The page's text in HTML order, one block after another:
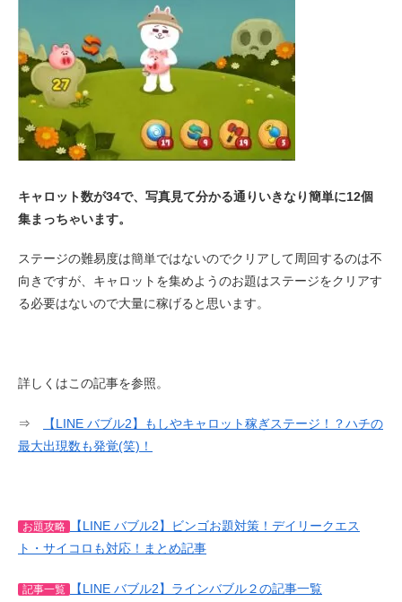
キャロット数が34で、写真見て分かる通りいきなり簡単に12個
集まっちゃいます。
ステージの難易度は簡単ではないのでクリアして周回するのは不
向きですが、キャロットを集めようのお題はステージをクリアす
る必要はないので大量に稼げると思います。
詳しくはこの記事を参照。
⇒
【LINE バブル2】もしやキャロット稼ぎステージ！？ハチの
最大出現数も発覚(笑)！
お題攻略
【LINE バブル2】ビンゴお題対策！デイリークエス
ト・サイコロも対応！まとめ記事
記事一覧 【LINE バブル2】ラインバブル２の記事一覧